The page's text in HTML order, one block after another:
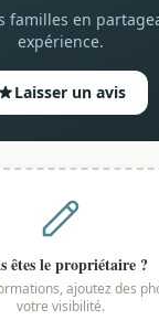
familles en
expérience.
Laisser un avis
êtes le propriétaire ?
ajoutez des
votre visibilité.